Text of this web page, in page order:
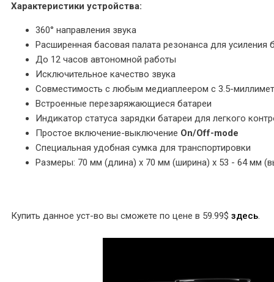
Характеристики устройства:
360° направления звука
Расширенная басовая палата резонанса для усиления
До 12 часов автономной работы
Исключительное качество звука
Совместимость с любым медиаплеером с 3.5-
Встроенные перезаряжающиеся батареи
Индикатор статуса зарядки батареи для легкого
Простое включение-выключение On/Off-mode
Специальная удобная сумка для транспортировки
Размеры: 70 мм (длина) x 70 мм (ширина) x 53 - 64 мм
Купить данное уст-во вы сможете по цене в 59.99$ здесь.